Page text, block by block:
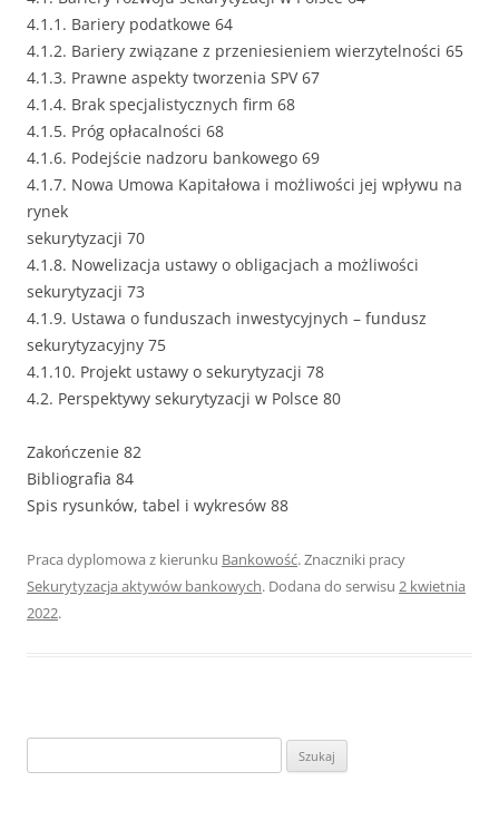
4.1.1. Bariery podatkowe 64
4.1.2. Bariery związane z przeniesieniem wierzytelności 65
4.1.3. Prawne aspekty tworzenia SPV 67
4.1.4. Brak specjalistycznych firm 68
4.1.5. Próg opłacalności 68
4.1.6. Podejście nadzoru bankowego 69
4.1.7. Nowa Umowa Kapitałowa i możliwości jej wpływu na
rynek
sekurytyzacji 70
4.1.8. Nowelizacja ustawy o obligacjach a możliwości
sekurytyzacji 73
4.1.9. Ustawa o funduszach inwestycyjnych – fundusz
sekurytyzacyjny 75
4.1.10. Projekt ustawy o sekurytyzacji 78
4.2. Perspektywy sekurytyzacji w Polsce 80
Zakończenie 82
Bibliografia 84
Spis rysunków, tabel i wykresów 88
Praca dyplomowa z kierunku Bankowość. Znaczniki pracy
Sekurytyzacja aktywów bankowych. Dodana do serwisu 2 kwietnia
2022.
z